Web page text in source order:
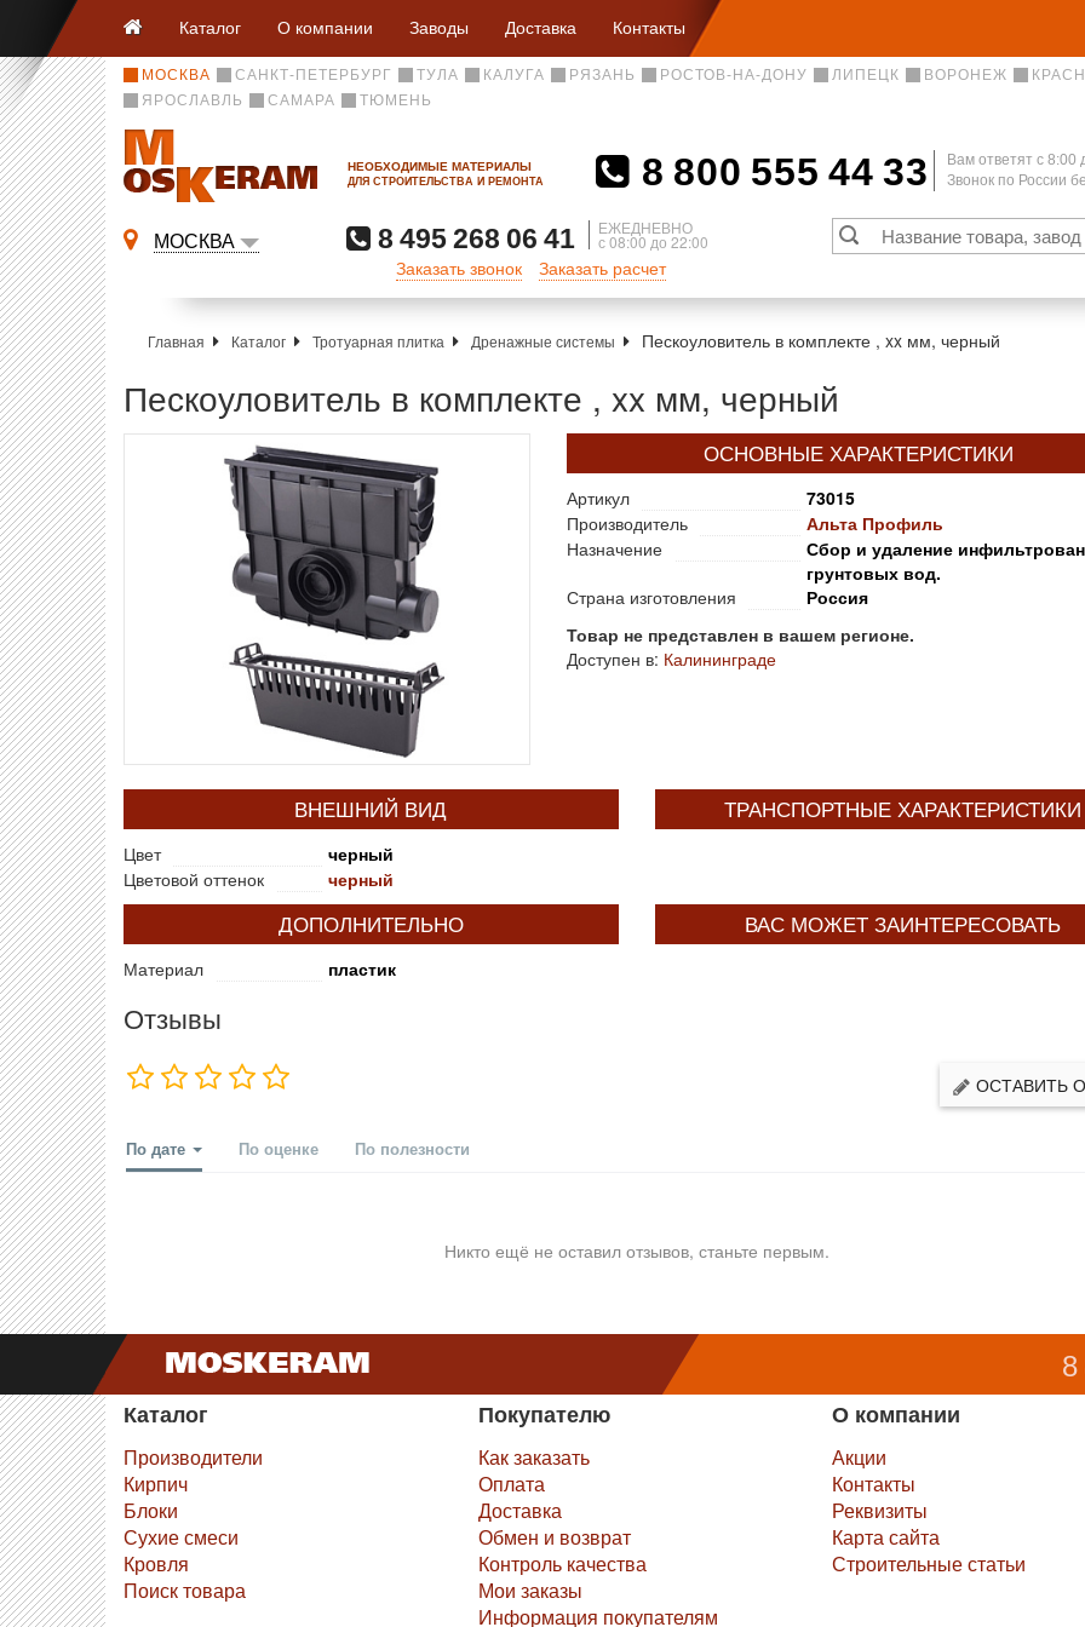
Каталог О компании Заводы Доставка Контакты
МОСКВА САНКТ-ПЕТЕРБУРГ ТУЛА КАЛУГА РЯЗАНЬ РОСТОВ-НА-ДОНУ ЛИПЕЦК ВОРОНЕЖ
ЯРОСЛАВЛЬ
САМАРА ТЮМЕНЬ
НЕОБХОДИМЫЕ МАТЕРИАЛЫ
ДЛЯ СТРОИТЕЛЬСТВА И РЕМОНТА 8 800 555 44 33
Вам ответят c 8:00
Звонок по России
МОСКВА 8 495 268 06 41 ЕЖЕДНЕВНО
с 08:00 до 22:00
Заказать звонок Заказать расчет
Главная Каталог Тротуарная плитка Дренажные системы Пескоуловитель в комплекте , xx мм, черный
Пескоуловитель в комплекте , xx мм, черный
ОСНОВНЫЕ ХАРАКТЕРИСТИКИ
Артикул
73015
Производитель
Альта Профиль
Назначение
Сбор и удаление
грунтовых вод.
Страна изготовления
Россия
Товар не представлен в вашем регионе.
Доступен в: Калининграде
ВНЕШНИЙ ВИД
Цвет
черный
Цветовой оттенок
черный
ТРАНСПОРТНЫЕ ХАРАКТЕРИСТИКИ
ДОПОЛНИТЕЛЬНО
Материал пластик
ВАС МОЖЕТ ЗАИНТЕРЕСОВАТЬ
Отзывы
ОСТАВИТЬ
По дате По оценке По полезности
Никто ещё не оставил отзывов, станьте первым.
8
Каталог
Производители
Кирпич
Блоки
Сухие смеси
Кровля
Поиск товара
Покупателю
Как заказать
Оплата
Доставка
Обмен и возврат
Контроль качества
Мои заказы
Информация покупателям
О компании
Акции
Контакты
Реквизиты
Карта сайта
Строительные статьи